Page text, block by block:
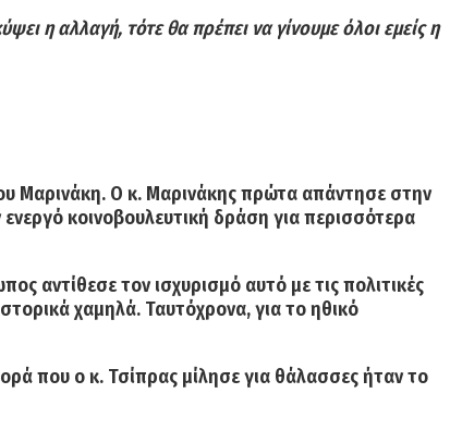
η αλλαγή, τότε θα πρέπει να γίνουμε όλοι εμείς η
Μαρινάκη. Ο κ. Μαρινάκης πρώτα απάντησε στην
κοινοβουλευτική δράση για περισσότερα
αντίθεσε τον ισχυρισμό αυτό με τις πολιτικές
χαμηλά. Ταυτόχρονα, για το ηθικό
που ο κ. Τσίπρας μίλησε για θάλασσες ήταν το